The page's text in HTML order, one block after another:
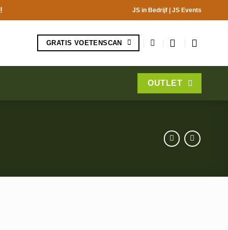
JS in Bedrijf | JS Events
GRATIS VOETENSCAN
OUTLET